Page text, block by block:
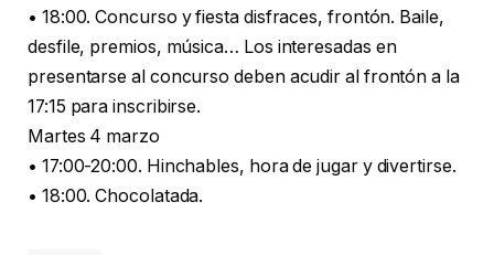
• 18:00. Concurso y fiesta disfraces, frontón. Baile,
desfile, premios, música… Los interesadas en
presentarse al concurso deben acudir al frontón a la
17:15 para inscribirse.
Martes 4 marzo
• 17:00-20:00. Hinchables, hora de jugar y divertirse.
• 18:00. Chocolatada.